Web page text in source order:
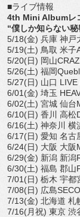
■ライブ情報
4th Mini Albumレ
“僕しか知らない
5/18(金) 兵庫 神戸
5/19(土) 鳥取 米子
5/20(日) 岡山
5/26(土) 福岡
5/27(日) 山口 LIVE
6/01(金) 埼玉
6/02(土) 宮城 仙台
6/10(日) 香川 高松
6/16(土) 神奈川 横
6/17(日) 愛知 名古
6/24(日) 大阪 大阪
6/29(金) 新潟 新潟
6/30(土) 福島 郡山
7/01(日) 栃木 宇都
7/08(日) 広島
7/13(金) 北海道 札
7/16(月祝) 東京 渋